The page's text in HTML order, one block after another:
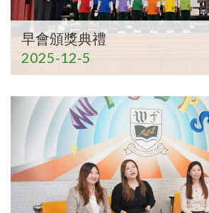
早會頒獎典禮
2025-12-5